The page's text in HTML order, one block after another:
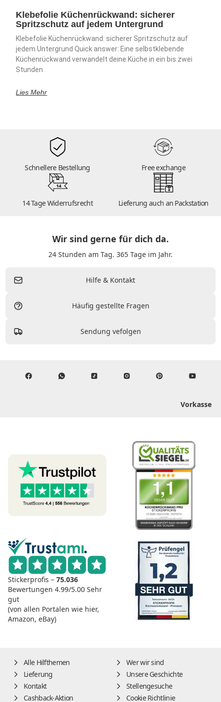
Klebefolie Küchenrückwand: sicherer
Spritzschutz auf jedem Untergrund
Klebefolie Küchenrückwand: sicherer Spritzschutz auf
jedem Untergrund Quick answer: Eine selbstklebende
Küchenrückwand verwandelt deine Küche in ein bis zwei
Stunden
Lies Mehr
Schnellere Bestellung Free exchange
14
14 Tage Widerrufsrecht Lieferung auch an Packstation
Wir sind gerne für dich da.
24 Stunden am Tag. 365 Tage im Jahr.
Hilfe & Kontakt
Häufig gestellte Fragen
Sendung vefolgen
Vorkasse
Stickerprofis – 75.036
Bewertungen 4.99/5.00 Sehr
gut
(von allen Portalen wie hier,
Amazon, eBay)
Alle Hilfthemen
Wer wir sind
Lieferung
Unsere Geschichte
Kontakt
Stellengesuche
Cashback-Aktion
Cookie Richtlinie